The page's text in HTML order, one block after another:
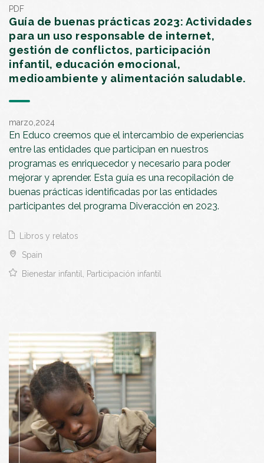
PDF
Guía de buenas prácticas 2023: Actividades
para un uso responsable de internet,
gestión de conflictos, participación
infantil, educación emocional,
medioambiente y alimentación saludable.
marzo,2024
En Educo creemos que el intercambio de experiencias
entre las entidades que participan en nuestros
programas es enriquecedor y necesario para poder
mejorar y aprender. Esta guía es una recopilación de
buenas prácticas identificadas por las entidades
participantes del programa Diveracción en 2023.
Libros y relatos
Spain
Bienestar infantil, Participación infantil